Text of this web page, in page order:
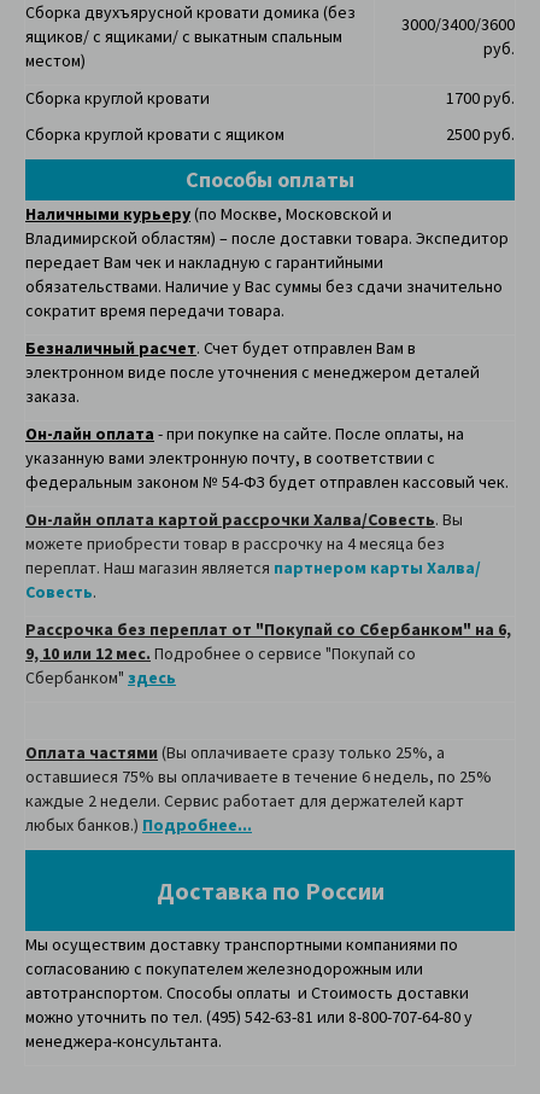
Сборка двухъярусной кровати домика (без
ящиков/ с ящиками/ с выкатным спальным
местом)
3000/3400/3600
руб.
Сборка круглой кровати
Сборка круглой кровати с ящиком
1700 руб.
2500 руб.
Способы оплаты
Наличными курьеру(по Москве, Московской и
Владимирской областям) – после доставки товара. Экспедитор
передает Вам чек и накладную с гарантийными
обязательствами. Наличие у Вас суммы без сдачи значительно
сократит время передачи товара.
Безналичный расчет. Счет будет отправлен Вам в
электронном виде после уточнения с менеджером деталей
заказа.
Он-лайн оплата - при покупке на сайте. После оплаты, на
указанную вами электронную почту, в соответствии с
федеральным законом № 54-ФЗ будет отправлен кассовый чек.
Он-лайн оплата картой рассрочки Халва/Совесть. Вы
можете приобрести товар в рассрочку на 4 месяца без
переплат. Наш магазин является партнером карты Халва/
Совесть.
Рассрочка без переплат от "Покупай со Сбербанком" на 6,
9, 10 или 12 мес. Подробнее о сервисе "Покупай со
Сбербанком" здесь
Оплата частями (Вы оплачиваете сразу только 25%, а
оставшиеся 75% вы оплачиваете в течение 6 недель, по 25%
каждые 2 недели. Сервис работает для держателей карт
любых банков.) Подробнее...
Доставка по России
Мы осуществим доставку транспортными компаниями по
согласованию с покупателем железнодорожным или
автотранспортом. Способы оплаты и Стоимость доставки
можно уточнить по тел. (495) 542-63-81 или 8-800-707-64-80 у
менеджера-консультанта.